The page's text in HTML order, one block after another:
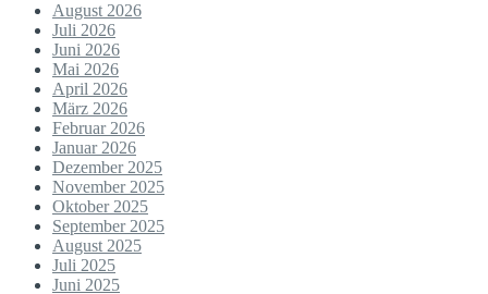
August 2026
Juli 2026
Juni 2026
Mai 2026
April 2026
März 2026
Februar 2026
Januar 2026
Dezember 2025
November 2025
Oktober 2025
September 2025
August 2025
Juli 2025
Juni 2025